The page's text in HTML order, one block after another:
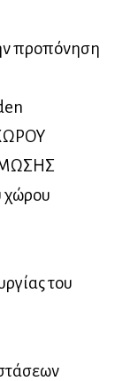
προπόνηση
χώρου
του